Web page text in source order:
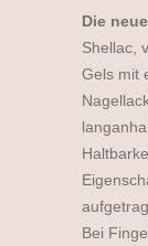
Die
Shellac,
Gels mit
Bei